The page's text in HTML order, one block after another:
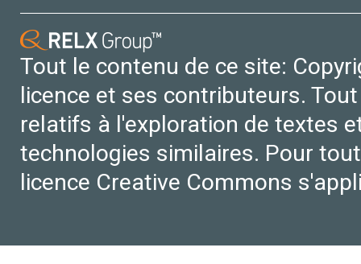
Tout le contenu de ce site:
licence et ses contributeurs.
relatifs à l'exploration de textes
technologies similaires. Pour
licence Creative Commons